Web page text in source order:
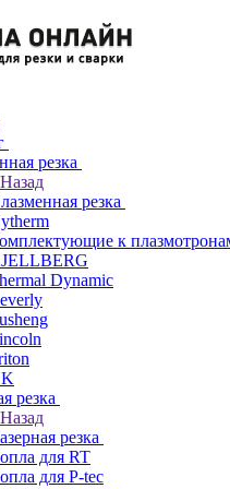
резка
Назад
резка
к
Dynamic
резка
Назад
резка
для RT
для P-tec